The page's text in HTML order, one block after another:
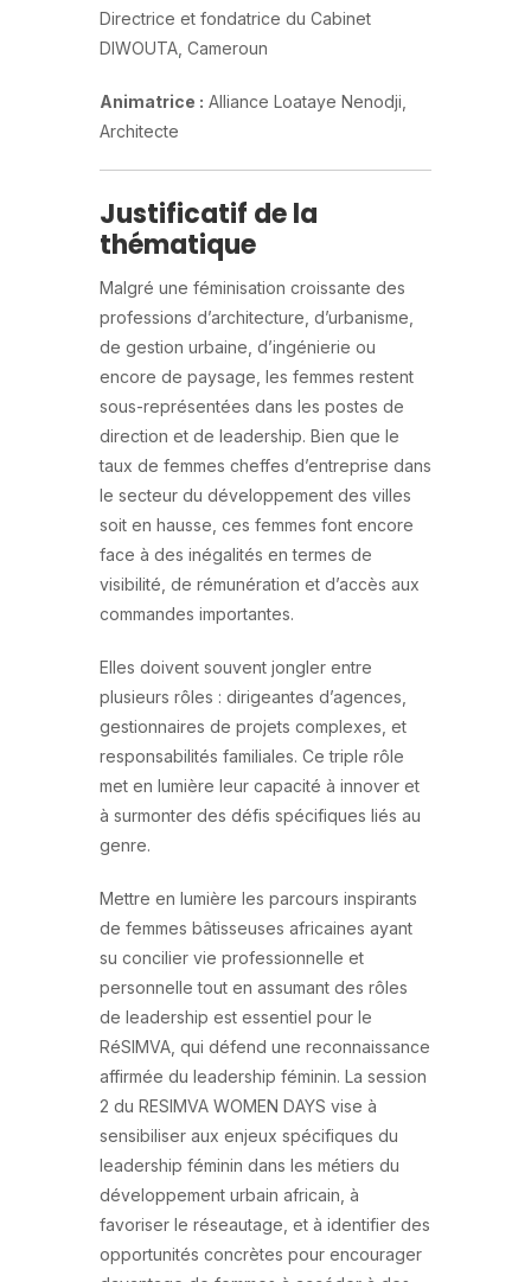
Directrice et fondatrice du Cabinet
DIWOUTA, Cameroun
Animatrice : Alliance Loataye Nenodji,
Architecte
Justificatif de la
thématique
Malgré une féminisation croissante des
professions d’architecture, d’urbanisme,
de gestion urbaine, d’ingénierie ou
encore de paysage, les femmes restent
sous-représentées dans les postes de
direction et de leadership. Bien que le
taux de femmes cheffes d’entreprise dans
le secteur du développement des villes
soit en hausse, ces femmes font encore
face à des inégalités en termes de
visibilité, de rémunération et d’accès aux
commandes importantes.
Elles doivent souvent jongler entre
plusieurs rôles : dirigeantes d’agences,
gestionnaires de projets complexes, et
responsabilités familiales. Ce triple rôle
met en lumière leur capacité à innover et
à surmonter des défis spécifiques liés au
genre.
Mettre en lumière les parcours inspirants
de femmes bâtisseuses africaines ayant
su concilier vie professionnelle et
personnelle tout en assumant des rôles
de leadership est essentiel pour le
RéSIMVA, qui défend une reconnaissance
affirmée du leadership féminin. La session
2 du RESIMVA WOMEN DAYS vise à
sensibiliser aux enjeux spécifiques du
leadership féminin dans les métiers du
développement urbain africain, à
favoriser le réseautage, et à identifier des
opportunités concrètes pour encourager